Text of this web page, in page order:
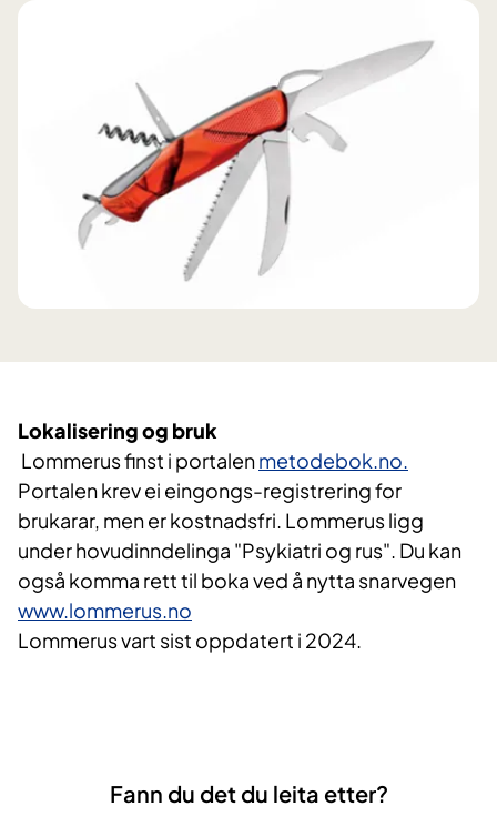
Lokalisering og bruk
Lommerus finst i portalenmetodebok.no.
Portalen krev ei eingongs-registrering for
brukarar, men er kostnadsfri. Lommerus ligg
under hovudinndelinga "Psykiatri og rus". Du kan
også komma rett til boka ved å nytta snarvegen
www.lommerus.no
Lommerus vart sist oppdatert i 2024.
Fann du det du leita etter?